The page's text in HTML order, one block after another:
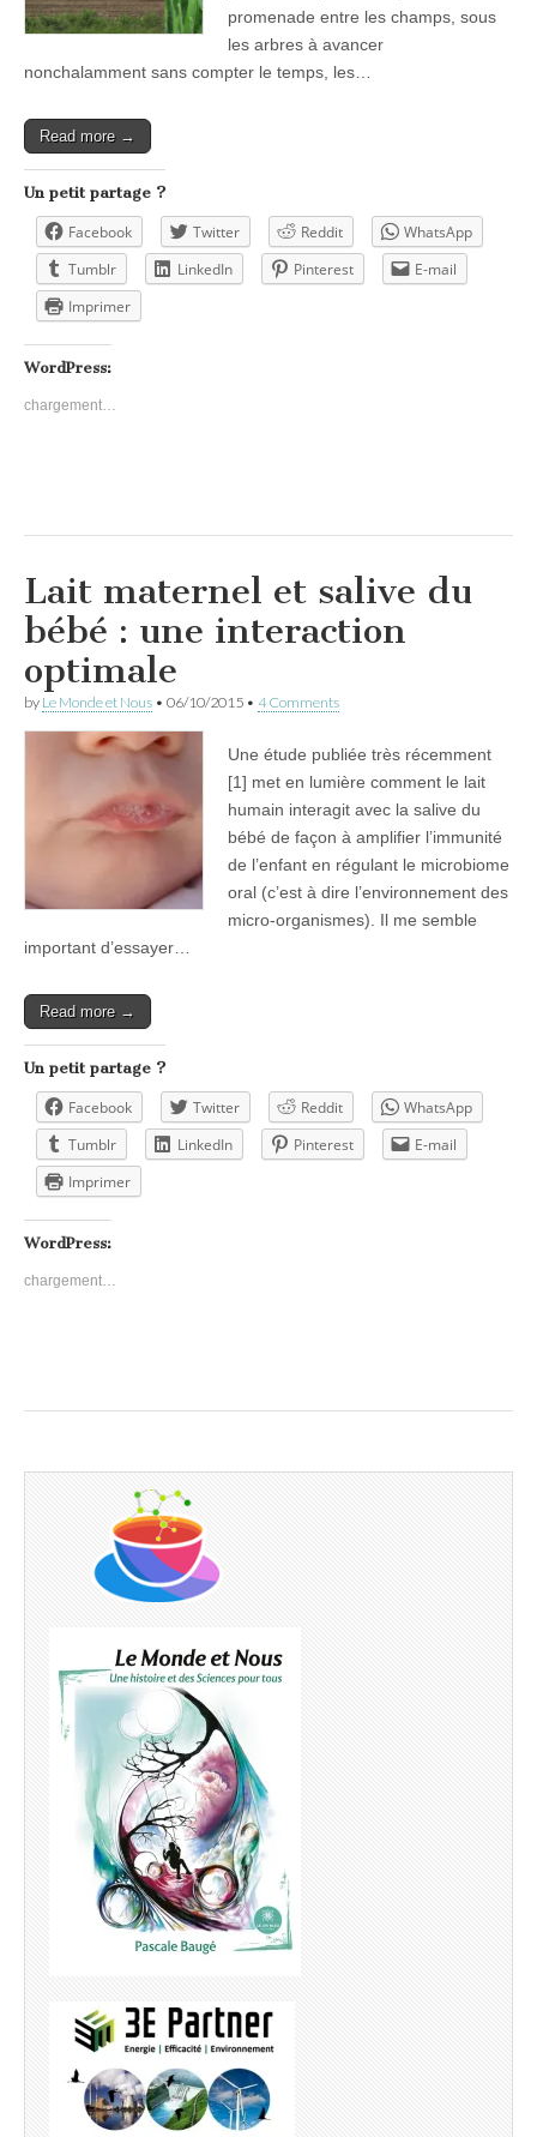
promenade entre les champs, sous
les arbres à avancer
nonchalamment sans compter le temps, les…
Read more →
Un petit partage ?
Facebook Twitter Reddit
WhatsApp
Tumblr
LinkedIn Pinterest
E-mail
Imprimer
WordPress:
chargement…
Lait maternel et salive du
bébé : une interaction
optimale
by Le Monde et Nous • 06/10/2015 • 4 Comments
Une étude publiée très récemment
[1] met en lumière comment le lait
humain interagit avec la salive du
bébé de façon à amplifier l’immunité
de l’enfant en régulant le microbiome
oral (c’est à dire l’environnement des
micro-organismes). Il me semble
important d’essayer…
Read more →
Un petit partage ?
Facebook Twitter Reddit
WhatsApp
Tumblr
LinkedIn Pinterest
E-mail
Imprimer
WordPress:
chargement…